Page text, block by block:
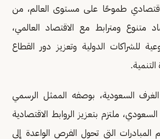
طموحًا على مستوى العالم، من
متنوع ومترابط مع الاقتصاد العالمي،
للشراكات الدولية وتعزيز دور القطاع
السعودية، بوصفه الممثل الرسمي
ملتزم بتعزيز الروابط الاقتصادية
المبادرات التي تحول الفرص الواعدة إلى